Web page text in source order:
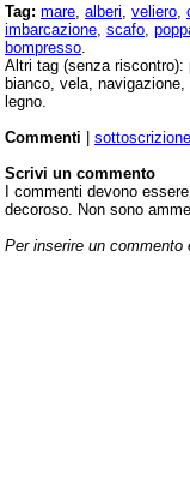
Tag: mare alberi veliero
imbarcazione scafo
bompresso
Altri tag (senza riscontro):
bianco, vela,
legno.
Commenti
sottoscrizione
Scrivi un commento
I commenti devono
decoroso. Non sono
Per inserire un commento